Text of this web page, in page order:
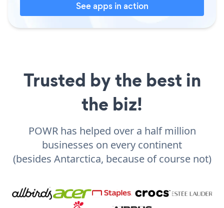
See apps in action
Trusted by the best in
the biz!
POWR has helped over a half million
businesses on every continent
(besides Antarctica, because of course not)